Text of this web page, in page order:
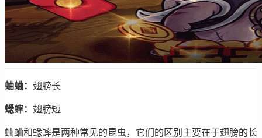
蛐蛐： 翅膀长
蟋蟀： 翅膀短
蛐蛐和蟋蟀是两种常见的昆虫，它们的区别主要在于翅膀的长